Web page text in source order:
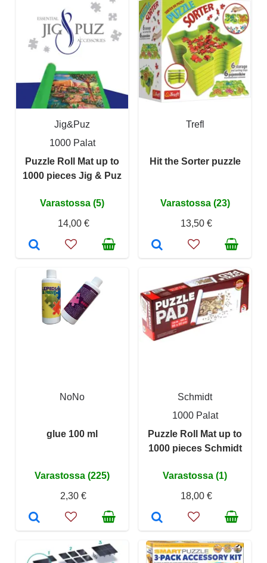
Jig&Puz
1000 Palat
Puzzle Roll Mat up to
1000 pieces Jig & Puz
Varastossa (5)
14,00 €
Trefl
Hit the Sorter puzzle
Varastossa (23)
13,50 €
NoNo
glue 100 ml
Varastossa (225)
2,30 €
Schmidt
1000 Palat
Puzzle Roll Mat up to
1000 pieces Schmidt
Varastossa (1)
18,00 €